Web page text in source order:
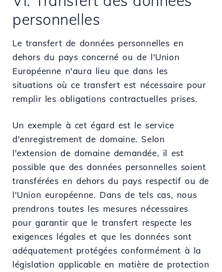
personnelles
Le transfert de données personnelles en
dehors du pays concerné ou de l'Union
Européenne n'aura lieu que dans les
situations où ce transfert est nécessaire pour
remplir les obligations contractuelles prises.
Un exemple à cet égard est le service
d'enregistrement de domaine. Selon
l'extension de domaine demandée, il est
possible que des données personnelles soient
transférées en dehors du pays respectif ou de
l'Union européenne. Dans de tels cas, nous
prendrons toutes les mesures nécessaires
pour garantir que le transfert respecte les
exigences légales et que les données sont
adéquatement protégées conformément à la
législation applicable en matière de protection